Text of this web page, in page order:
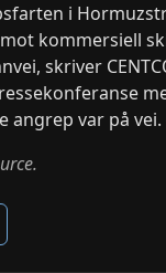
i
kommersiell
skriver
angrep var på